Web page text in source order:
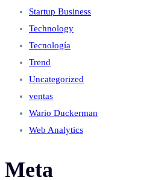
Startup Business
Technology
Tecnología
Trend
Uncategorized
ventas
Wario Duckerman
Web Analytics
Meta